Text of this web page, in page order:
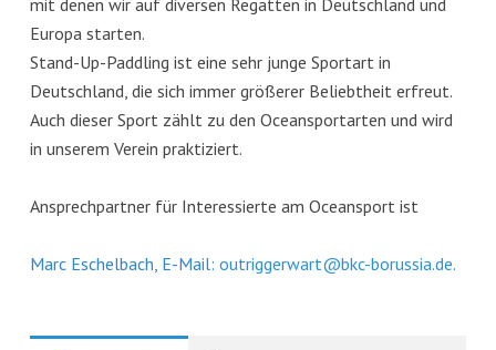
mit denen wir auf diversen Regatten in Deutschland und
Europa starten.
Stand-Up-Paddling ist eine sehr junge Sportart in
Deutschland, die sich immer größerer Beliebtheit erfreut.
Auch dieser Sport zählt zu den Oceansportarten und wird
in unserem Verein praktiziert.
Ansprechpartner für Interessierte am Oceansport ist
Marc Eschelbach, E-Mail: outriggerwart@bkc-borussia.de.